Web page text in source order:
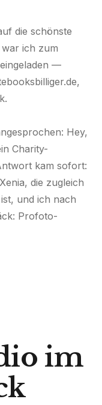
die schönste
ich zum
—
Hey,
Charity-
kam sofort:
die zugleich
und ich nach
Profoto-
im